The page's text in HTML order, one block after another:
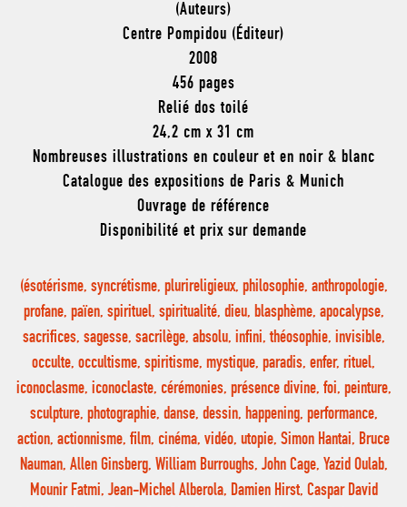
(Auteurs)
Centre Pompidou (Éditeur)
2008
456 pages
Relié dos toilé
24,2 cm x 31 cm
Nombreuses illustrations en couleur et en noir & blanc
Catalogue des expositions de Paris & Munich
Ouvrage de référence
Disponibilité et prix sur demande
(ésotérisme, syncrétisme, plurireligieux, philosophie, anthropologie,
profane, païen, spirituel, spiritualité, dieu, blasphème, apocalypse,
sacrifices, sagesse, sacrilège, absolu, infini, théosophie, invisible,
occulte, occultisme, spiritisme, mystique, paradis, enfer, rituel,
iconoclasme, iconoclaste, cérémonies, présence divine, foi, peinture,
sculpture, photographie, danse, dessin, happening, performance,
action, actionnisme, film, cinéma, vidéo, utopie, Simon Hantai, Bruce
Nauman, Allen Ginsberg, William Burroughs, John Cage, Yazid Oulab,
Mounir Fatmi, Jean-Michel Alberola, Damien Hirst, Caspar David